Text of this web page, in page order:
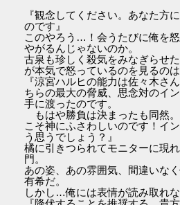
『観念してください。あなた方
のです』
このやろう…！会うたびに俺を
やがるんじゃないのか。
古泉も珍しく殺気をみなぎらせ
が本気で怒っているのを見るの
『涼宮ハルヒの能力は佐々木さ
ちらの最大の脅威、思念対のイ
手に渡ったのです。
もはや勝負は決まったも同然
こそ神にふさわしいのです！イ
う思うでしょう？』
橘に引きつられてモニターに現
門。
あの姿、あの雰囲気、間違いな
有希だ。
しかし…俺には表情が読み取れ